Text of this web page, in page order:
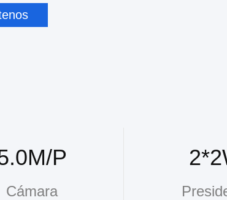
P
Cámara